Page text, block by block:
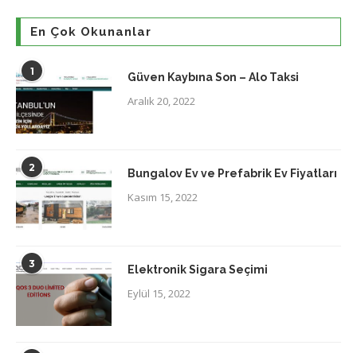
En Çok Okunanlar
1 Güven Kaybına Son – Alo Taksi
Aralık 20, 2022
2 Bungalov Ev ve Prefabrik Ev Fiyatları
Kasım 15, 2022
3 Elektronik Sigara Seçimi
Eylül 15, 2022